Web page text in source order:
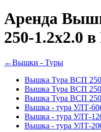
Аренда
250-1.2x2.0
←Вышки - Туры
Вышка Тура ВСП
Вышка Тура ВСП
Вышка Тура ВСП
Вышка - тура УЛТ-60
Вышка - тура УЛТ-
Вышка - тура УЛТ-